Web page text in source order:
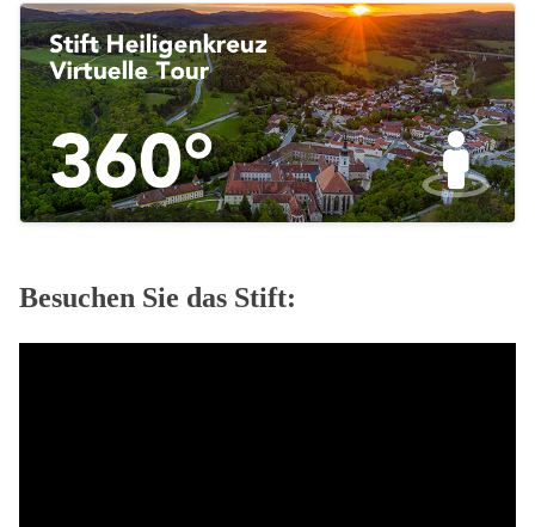
Besuchen Sie das Stift: